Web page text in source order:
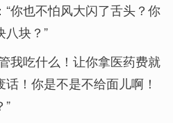
你也不怕风大闪了舌头？你
八块？”
我吃什么！让你拿医药费就
！你是不是不给面儿啊！
”